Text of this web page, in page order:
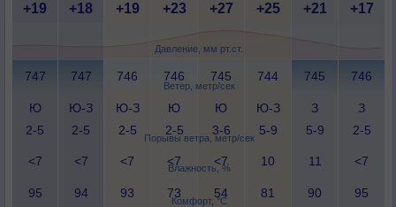
Давление, мм рт.ст.
Ветер, метр/сек
Порывы ветра, метр/сек
Влажность, %
Комфорт, °C
+19 +18 +19 +23 +27 +25 +21 +17
747 747 746 746 745 744 745 746
Ю
2-5
Ю-З
2-5
Ю-З
2-5
Ю
2-5
Ю
3-6
Ю-З
5-9
З
5-9
З
2-5
<7 <7 <7 <7 <7 10 11 <7
95 94 93 73 54 81 90 95